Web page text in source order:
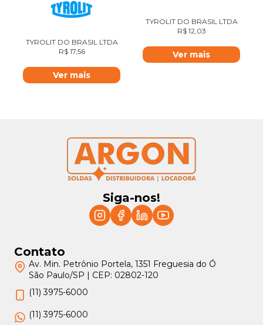
TYROLIT DO BRASIL LTDA
R$17,56
Ver mais
TYROLIT DO BRASIL LTDA
R$12,03
Ver mais
Siga-nos!
Contato
Av. Min. Petrônio Portela, 1351 Freguesia do Ó
São Paulo/SP | CEP: 02802-120
(11) 3975-6000
(11) 3975-6000